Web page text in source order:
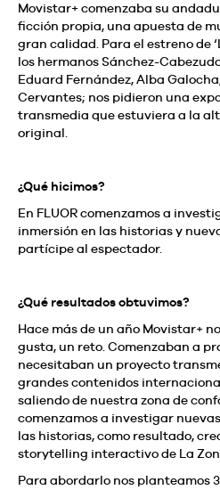
Movistar+ comenzaba su
ficción propia, una apuesta de
gran calidad. Para el estreno de
los hermanos Sánchez-
Eduard Fernández, Alba
Cervantes; nos pidieron una
transmedia que estuviera a la
original.
¿Qué hicimos?
En FLUOR comenzamos a
inmersión en las historias y
partícipe al espectador.
¿Qué resultados obtuvimos?
Hace más de un año Movistar+
gusta, un reto. Comenzaban a
necesitaban un proyecto
grandes contenidos
saliendo de nuestra zona de
comenzamos a investigar
las historias, como resultado,
storytelling interactivo de La
Para abordarlo nos planteamos